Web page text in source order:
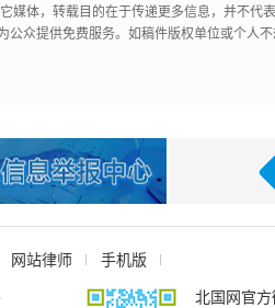
媒体，转载目的在于传递更多信息，并不代
公众提供免费服务。如稿件版权单位或个人
网站律师 手机版
北国网官方